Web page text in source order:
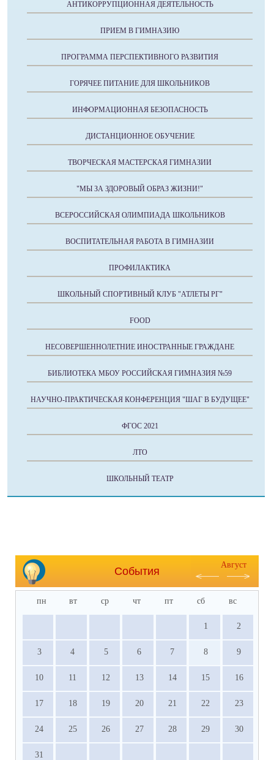
АНТИКОРРУПЦИОННАЯ ДЕЯТЕЛЬНОСТЬ
ПРИЕМ В ГИМНАЗИЮ
ПРОГРАММА ПЕРСПЕКТИВНОГО РАЗВИТИЯ
ГОРЯЧЕЕ ПИТАНИЕ ДЛЯ ШКОЛЬНИКОВ
ИНФОРМАЦИОННАЯ БЕЗОПАСНОСТЬ
ДИСТАНЦИОННОЕ ОБУЧЕНИЕ
ТВОРЧЕСКАЯ МАСТЕРСКАЯ ГИМНАЗИИ
"МЫ ЗА ЗДОРОВЫЙ ОБРАЗ ЖИЗНИ!"
ВСЕРОССИЙСКАЯ ОЛИМПИАДА ШКОЛЬНИКОВ
ВОСПИТАТЕЛЬНАЯ РАБОТА В ГИМНАЗИИ
ПРОФИЛАКТИКА
ШКОЛЬНЫЙ СПОРТИВНЫЙ КЛУБ "АТЛЕТЫ РГ"
FOOD
НЕСОВЕРШЕННОЛЕТНИЕ ИНОСТРАННЫЕ ГРАЖДАНЕ
БИБЛИОТЕКА МБОУ РОССИЙСКАЯ ГИМНАЗИЯ №59
НАУЧНО-ПРАКТИЧЕСКАЯ КОНФЕРЕНЦИЯ "ШАГ В БУДУЩЕЕ"
ФГОС 2021
ЛТО
ШКОЛЬНЫЙ ТЕАТР
События
Август
пн вт ср чт пт сб вс
1 2
3 4 5 6 7 8 9
10 11 12 13 14 15 16
17 18 19 20 21 22 23
24 25 26 27 28 29 30
31